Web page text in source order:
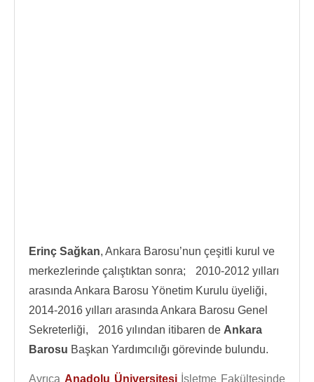
Erinç Sağkan, Ankara Barosu’nun çeşitli kurul ve
merkezlerinde çalıştıktan sonra; 2010-2012 yılları
arasında Ankara Barosu Yönetim Kurulu üyeliği,
2014-2016 yılları arasında Ankara Barosu Genel
Sekreterliği, 2016 yılından itibaren de Ankara
Barosu Başkan Yardımcılığı görevinde bulundu.
Ayrıca Anadolu Üniversitesiİşletme Fakültesinde